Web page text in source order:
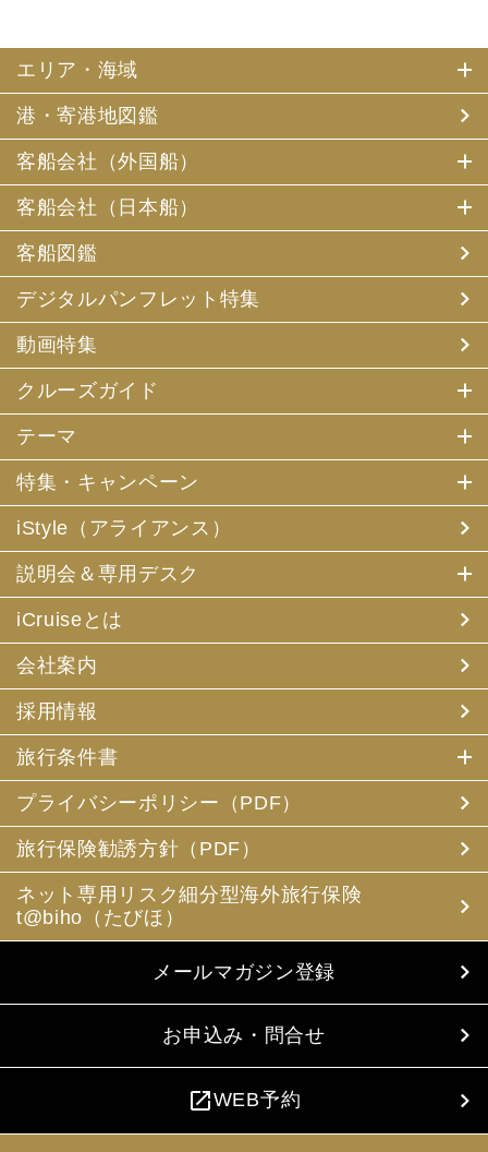
エリア・海域
港・寄港地図鑑
客船会社（外国船）
客船会社（日本船）
客船図鑑
デジタルパンフレット特集
動画特集
クルーズガイド
テーマ
特集・キャンペーン
iStyle（アライアンス）
説明会＆専用デスク
iCruiseとは
会社案内
採用情報
旅行条件書
プライバシーポリシー（PDF）
旅行保険勧誘方針（PDF）
ネット専用リスク細分型海外旅行保険
t@biho（たびほ）
メールマガジン登録
お申込み・問合せ
open_in_newWEB予約